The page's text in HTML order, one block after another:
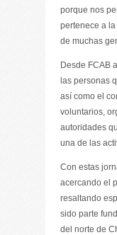
porque nos
pertenece a
de muchas
Desde FCAB
las personas
así como el
voluntarios,
autoridades
una de las
Con estas
acercando el
resaltando
sido parte
del norte de